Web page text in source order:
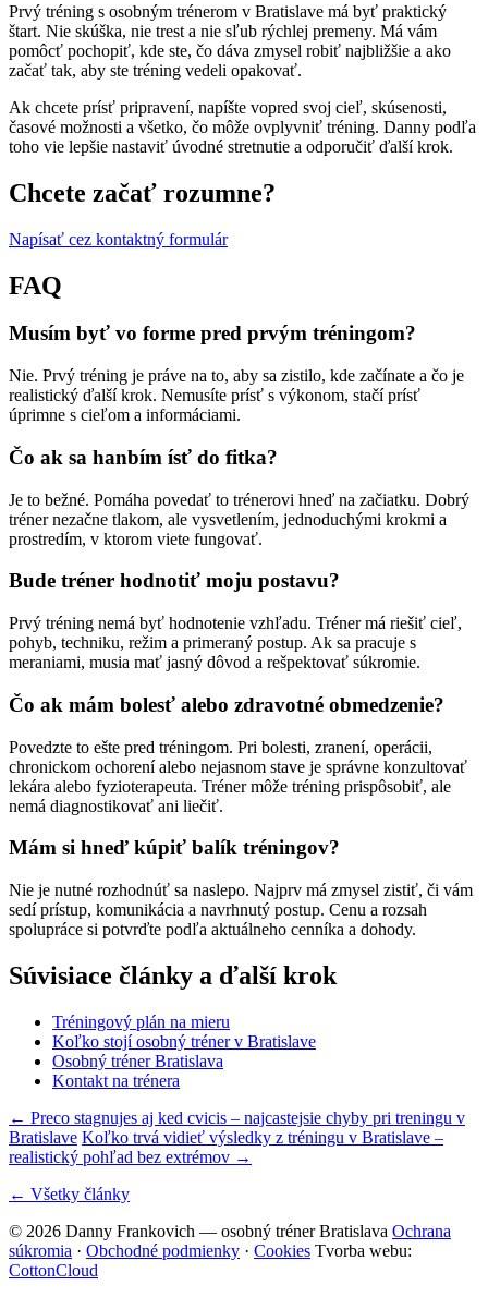
Prvý tréning s osobným trénerom v Bratislave má byť praktický
štart. Nie skúška, nie trest a nie sľub rýchlej premeny. Má vám
pomôcť pochopiť, kde ste, čo dáva zmysel robiť najbližšie a ako
začať tak, aby ste tréning vedeli opakovať.
Ak chcete prísť pripravení, napíšte vopred svoj cieľ, skúsenosti,
časové možnosti a všetko, čo môže ovplyvniť tréning. Danny podľa
toho vie lepšie nastaviť úvodné stretnutie a odporučiť ďalší krok.
Chcete začať rozumne?
Napísať cez kontaktný formulár
FAQ
Musím byť vo forme pred prvým tréningom?
Nie. Prvý tréning je práve na to, aby sa zistilo, kde začínate a čo je
realistický ďalší krok. Nemusíte prísť s výkonom, stačí prísť
úprimne s cieľom a informáciami.
Čo ak sa hanbím ísť do fitka?
Je to bežné. Pomáha povedať to trénerovi hneď na začiatku. Dobrý
tréner nezačne tlakom, ale vysvetlením, jednoduchými krokmi a
prostredím, v ktorom viete fungovať.
Bude tréner hodnotiť moju postavu?
Prvý tréning nemá byť hodnotenie vzhľadu. Tréner má riešiť cieľ,
pohyb, techniku, režim a primeraný postup. Ak sa pracuje s
meraniami, musia mať jasný dôvod a rešpektovať súkromie.
Čo ak mám bolesť alebo zdravotné obmedzenie?
Povedzte to ešte pred tréningom. Pri bolesti, zranení, operácii,
chronickom ochorení alebo nejasnom stave je správne konzultovať
lekára alebo fyzioterapeuta. Tréner môže tréning prispôsobiť, ale
nemá diagnostikovať ani liečiť.
Mám si hneď kúpiť balík tréningov?
Nie je nutné rozhodnúť sa naslepo. Najprv má zmysel zistiť, či vám
sedí prístup, komunikácia a navrhnutý postup. Cenu a rozsah
spolupráce si potvrďte podľa aktuálneho cenníka a dohody.
Súvisiace články a ďalší krok
Tréningový plán na mieru
Koľko stojí osobný tréner v Bratislave
Osobný tréner Bratislava
Kontakt na trénera
← Preco stagnujes aj ked cvicis – najcastejsie chyby pri treningu v
Bratislave Koľko trvá vidieť výsledky z tréningu v Bratislave –
realistický pohľad bez extrémov →
← Všetky články
© 2026 Danny Frankovich — osobný tréner Bratislava Ochrana
súkromia · Obchodné podmienky · Cookies Tvorba webu:
CottonCloud